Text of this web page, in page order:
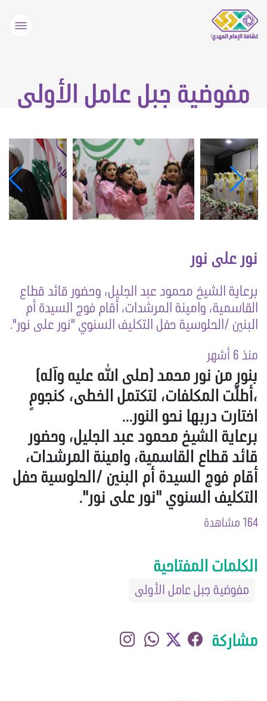
مفوضية جبل عامل الأولى
نور على نور
برعاية الشيخ محمود عبد الجليل، وحضور قائد قطاع
القاسمية، وامينة المرشدات، أقام فوج السيدة أم
البنين /الحلوسية حفل التكليف السنوي "نور على نور".
منذ 6 أشهر
بنورٍ من نور محمد (صلى الله عليه وآله)
،أطلّت المكلفات، لتكتمل الخطى، كنجومٍ
اختارت دربها نحو النور...
برعاية الشيخ محمود عبد الجليل، وحضور
قائد قطاع القاسمية، وامينة المرشدات،
أقام فوج السيدة أم البنين /الحلوسية حفل
التكليف السنوي "نور على نور".
164 مشاهدة
الكلمات المفتاحية
مفوضية جبل عامل الأولى
مشاركة